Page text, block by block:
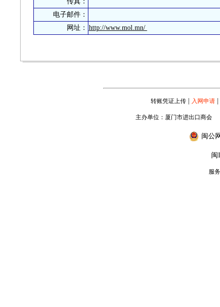
电子邮件：
网址： http://www.mol.mn/
转账凭证上传| 入网申请|
主办单位：厦门市进出口商
闽公
闽
服